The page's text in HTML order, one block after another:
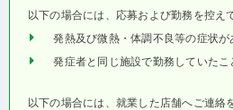
以下の場合には、応募および勤務を控え
発熱及び微熱・体調不良等の症状が
発症者と同じ施設で勤務していた
以下の場合には、就業した店舗へご連絡